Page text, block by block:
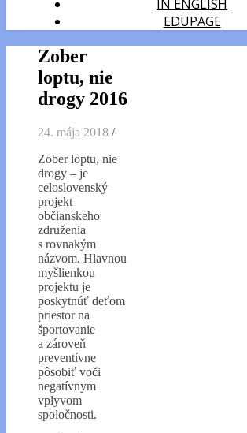
IN ENGLISH
EDUPAGE
Zober
loptu, nie
drogy 2016
24. mája 2018 /
Zober loptu, nie
drogy – je
celoslovenský
projekt
občianskeho
združenia
s rovnakým
názvom. Hlavnou
myšlienkou
projektu je
poskytnúť deťom
priestor na
športovanie
a zároveň
preventívne
pôsobiť voči
negatívnym
vplyvom
spoločnosti.